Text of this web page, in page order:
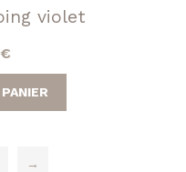
violet
€
→